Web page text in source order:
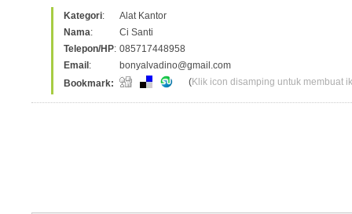
Kategori:
Alat Kantor
Nama:
Ci Santi
Telepon/HP: 085717448958
Email :
bonyalvadino@gmail.com
Bookmark:
(Klik icon disamping untuk membuat